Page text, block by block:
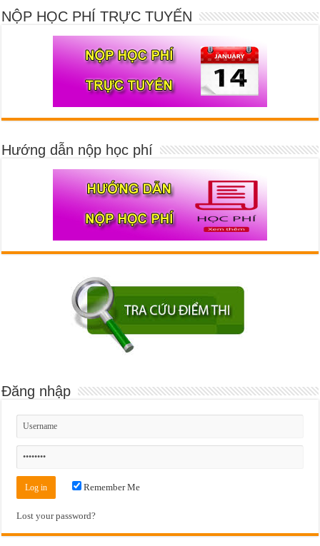
NỘP HỌC PHÍ TRỰC TUYẾN
Hướng dẫn nộp học phí
Đăng nhập
Remember Me
Lost your password?